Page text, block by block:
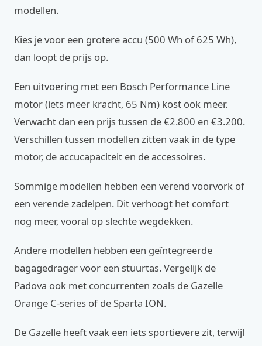
modellen.
Kies je voor een grotere accu (500 Wh of 625 Wh),
dan loopt de prijs op.
Een uitvoering met een Bosch Performance Line
motor (iets meer kracht, 65 Nm) kost ook meer.
Verwacht dan een prijs tussen de €2.800 en €3.200.
Verschillen tussen modellen zitten vaak in de type
motor, de accucapaciteit en de accessoires.
Sommige modellen hebben een verend voorvork of
een verende zadelpen. Dit verhoogt het comfort
nog meer, vooral op slechte wegdekken.
Andere modellen hebben een geïntegreerde
bagagedrager voor een stuurtas. Vergelijk de
Padova ook met concurrenten zoals de Gazelle
Orange C-series of de Sparta ION.
De Gazelle heeft vaak een iets sportievere zit, terwijl